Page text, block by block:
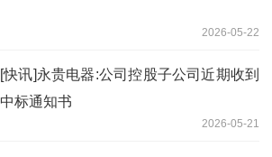
2026-05-22
[快讯]永贵电器:公司控股子公司近期收到
中标通知书
2026-05-21